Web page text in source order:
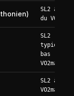
SL2 à ~85-
du VO2max
SL2
bas (~55-
VO2max)
SL2 à ~75-
VO2max